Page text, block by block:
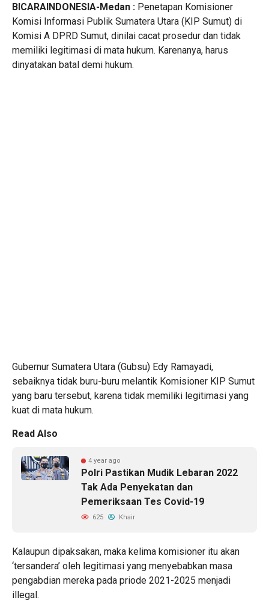
BICARAINDONESIA-Medan : Penetapan Komisioner
Komisi Informasi Publik Sumatera Utara (KIP Sumut) di
Komisi A DPRD Sumut, dinilai cacat prosedur dan tidak
memiliki legitimasi di mata hukum. Karenanya, harus
dinyatakan batal demi hukum.
Gubernur Sumatera Utara (Gubsu) Edy Ramayadi,
sebaiknya tidak buru-buru melantik Komisioner KIP Sumut
yang baru tersebut, karena tidak memiliki legitimasi yang
kuat di mata hukum.
Read Also
4 year ago
Polri Pastikan Mudik Lebaran 2022
Tak Ada Penyekatan dan
Pemeriksaan Tes Covid-19
625 Khair
Kalaupun dipaksakan, maka kelima komisioner itu akan
‘tersandera’ oleh legitimasi yang menyebabkan masa
pengabdian mereka pada priode 2021-2025 menjadi
illegal.